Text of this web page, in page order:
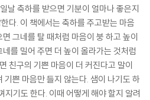
날 축하를 받으면 기분이 얼마나 좋은지
다. 이 책에서는 축하를 주고받는 마음
그네를 탈 때처럼 마음이 붕 하고 높이
를 밀어 주면 더 높이 올라가는 것처럼
친구의 기쁜 마음이 더 커진다고 말이
기쁜 마음만 들지 않는다. 샘이 나기도 하
기도 한다. 이때 어떻게 해야 할지 알려